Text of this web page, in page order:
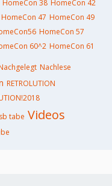
HomeCon 38 HomeCon 42
HomeCon 47 HomeCon 49
HomeCon 57
60^2 HomeCon 61
Nachlese
RETROLUTION
tabe Videos